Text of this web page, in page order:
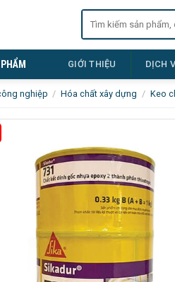
Tìm
GIỚI THIỆU DỊCH
nghiệp / Hóa chất xây dựng / Keo